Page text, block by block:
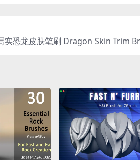
实恐龙皮肤笔刷 Dragon Skin Trim